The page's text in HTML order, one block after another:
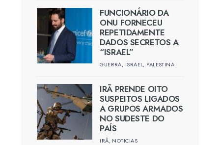
FUNCIONÁRIO DA
ONU FORNECEU
REPETIDAMENTE
DADOS SECRETOS A
“ISRAEL”
GUERRA, ISRAEL, PALESTINA
IRÃ PRENDE OITO
SUSPEITOS LIGADOS
A GRUPOS ARMADOS
NO SUDESTE DO
PAÍS
IRÃ, NOTICIAS